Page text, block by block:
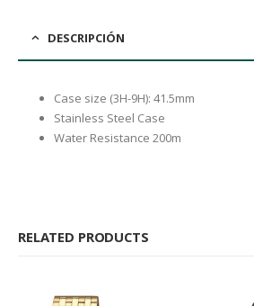
DESCRIPCIÓN
Case size (3H-9H): 41.5mm
Stainless Steel Case
Water Resistance 200m
RELATED PRODUCTS